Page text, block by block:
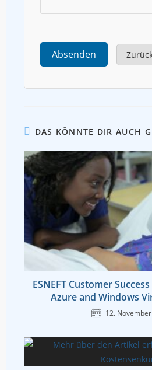
Absenden
DAS KÖNNTE DIR AUCH
ESNEFT Customer
Azure and Windows
12.